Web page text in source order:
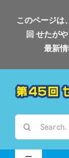
このページは
回 せたが
最新
索
…